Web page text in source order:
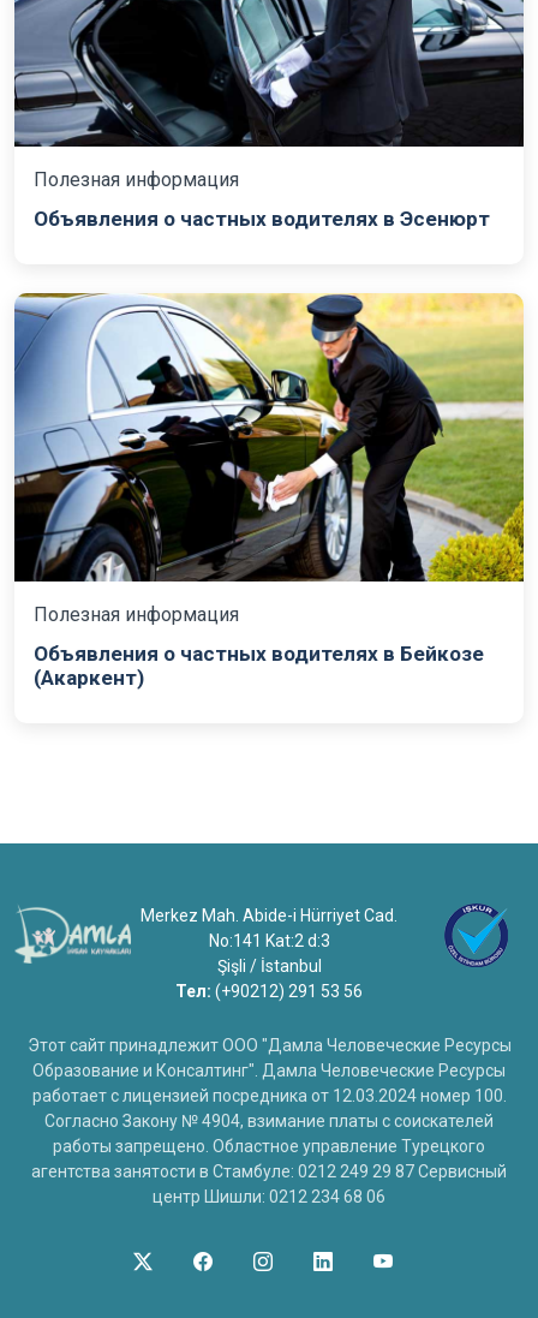
Полезная информация
Объявления о частных водителях в Эсенюрт
Полезная информация
Объявления о частных водителях в Бейкозе
(Акаркент)
Merkez Mah. Abide-i Hürriyet Cad.
No:141 Kat:2 d:3
Şişli / İstanbul
Тел: (+90212) 291 53 56
Этот сайт принадлежит ООО "Дамла Человеческие Ресурсы
Образование и Консалтинг". Дамла Человеческие Ресурсы
работает с лицензией посредника от 12.03.2024 номер 100.
Согласно Закону № 4904, взимание платы с соискателей
работы запрещено. Областное управление Турецкого
агентства занятости в Стамбуле: 0212 249 29 87 Сервисный
центр Шишли: 0212 234 68 06